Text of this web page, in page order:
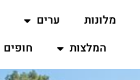
מלונות ערים
המלצות
חופים